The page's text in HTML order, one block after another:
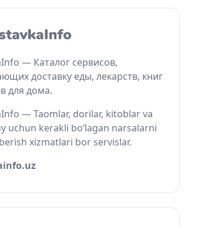
— Каталог сервисов,
доставку еды, лекарств, книг
для дома.
— Taomlar, dorilar, kitoblar va
uchun kerakli bo‘lagan narsalarni
xizmatlari bor servislar.